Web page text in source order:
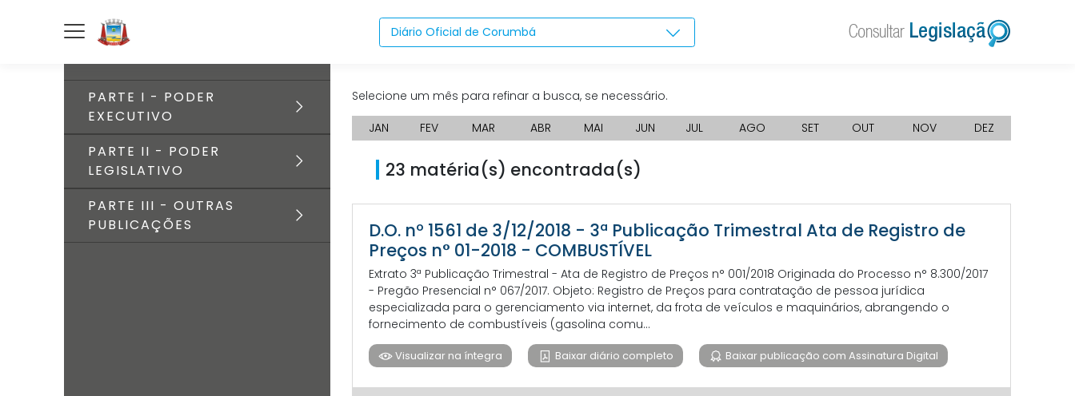
Diário Oficial de Corumbá
PARTE I - PODER
EXECUTIVO
PARTE II - PODER
LEGISLATIVO
PARTE III - OUTRAS
PUBLICAÇÕES
Selecione um mês para refinar a busca, se necessário.
JAN
FEV MAR ABR MAI JUN JUL AGO SET OUT NOV DEZ
23 matéria(s) encontrada(s)
D.O. nº 1561 de 3/12/2018 - 3ª Publicação Trimestral Ata de Registro de
Preços n° 01-2018 - COMBUSTÍVEL
Extrato 3ª Publicação Trimestral - Ata de Registro de Preços n° 001/2018 Originada do Processo n° 8.300/2017
- Pregão Presencial n° 067/2017. Objeto: Registro de Preços para contratação de pessoa jurídica
especializada para o gerenciamento via internet, da frota de veículos e maquinários, abrangendo o
fornecimento de combustíveis (gasolina comu...
Visualizar na íntegra Baixar diário completo Baixar publicação com Assinatura Digital